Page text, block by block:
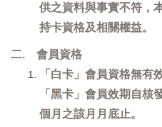
供之資料與事實不符，
持卡資格及相關權益。
二. 會員資格
「白卡」會員資格無有
「黑卡」會員效期自核
個月之該月月底止。